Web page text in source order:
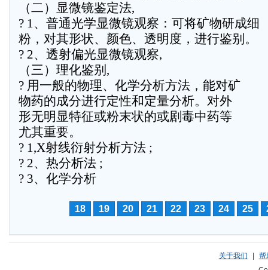
（二）显微镜鉴定法,
? 1、普通光学显微镜观察：可将矿物研成细
粉，对其形状、颜色、透明度，进行鉴别。
? 2、透射偏光显微镜观察,
（三）理化鉴别,
? 用一般的物理、化学分析方法，能对矿
物药的成分进行定性和定量分析。对外
形无明显特征或粉末状的或剧毒中药等
尤其重要。
? 1,X射线衍射分析方法 ;
? 2、热分析法 ;
? 3、化学分析
18 19 20 21 22 23 24 25
关于我们
帮